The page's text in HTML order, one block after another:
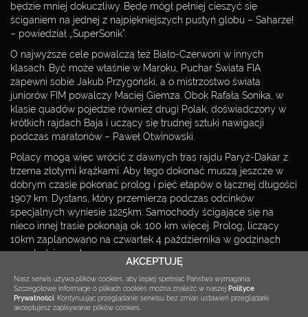
będzie mniej dokuczliwy. Będę mógł pełniej cieszyć się
ściganiem na jednej z najpiękniejszych pustyń globu – Saharze!
– powiedział „SuperSonik”.
O najwyższe cele powalczą też Biało-Czerwoni w innych
klasach. Być może właśnie w Maroku, Puchar Świata FIA
zapewni sobie Jakub Przygoński, a o mistrzostwo świata
juniorów FIM powalczy Maciej Giemza. Obok Rafała Sonika, w
klasie quadów pojedzie również drugi Polak, doświadczony w
krótkich rajdach Baja i uczący się trudnej sztuki nawigacji
podczas maratonów – Paweł Otwinowski.
Polacy mogą więc wrócić z dawnych tras rajdu Paryż-Dakar z
trzema złotymi krążkami. Aby tego dokonać muszą jeszcze w
dobrym czasie pokonać prolog i pięć etapów o łącznej długości
1907 km. Dystans, który przemierzą podczas odcinków
specjalnych wyniesie 1225km. Samochody ścigające się na
nieco innej trasie pokonają ok. 100 km więcej. Prolog, liczący
10km zaplanowano na czwartek 4 października w godzinach
popołudniowych.
Tagi:
FIM puchar świata Rafał Sonik , Rajd Maroka
AKCEPTUJĘ
Nasz serwis używa plików cookies, aby lepiej spełniać Państwa wymagania.
Szczegółowe informacje o plikach cookies można znaleźć w naszej Polityce
Prywatności Kontynuując przeglądanie serwisu bez zmian ustawień przeglądarki
akceptujesz zapisywanie plików cookies.